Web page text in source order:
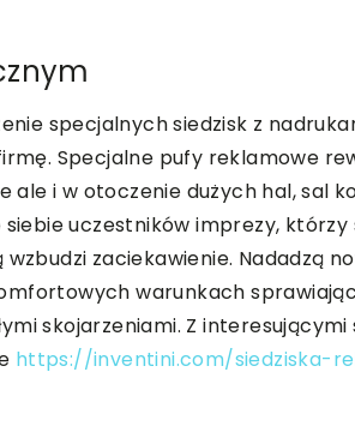
specjalnych siedzisk z
Specjalne pufy reklamowe
ale i w otoczenie dużych hal, sal
uczestników imprezy, którzy
zaciekawienie. Nadadzą
warunkach
skojarzeniami. Z interesującymi
https://inventini.com/siedziska-